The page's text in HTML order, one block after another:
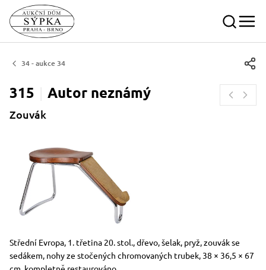
34 - aukce 34
315 Autor neznámý
Zouvák
Rozměry
Stručný popis předmětu
Střední Evropa, 1. třetina 20. stol., dřevo, šelak, pryž, zouvák se
sedákem, nohy ze stočených chromovaných trubek, 38 × 36,5 × 67